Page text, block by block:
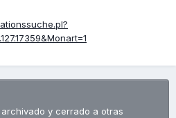
y cerrado a otras